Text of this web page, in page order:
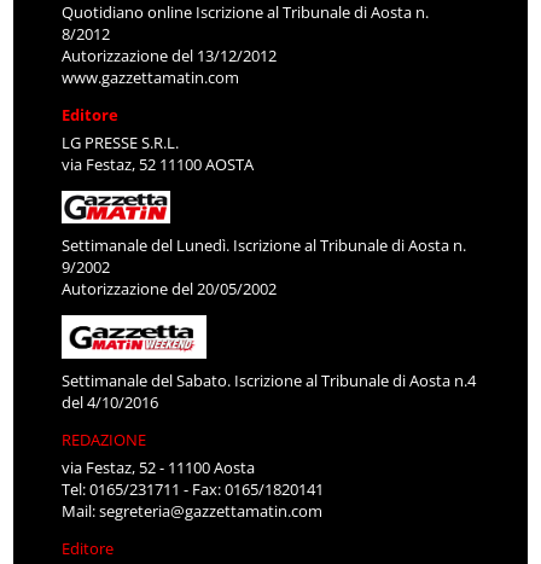
Quotidiano online Iscrizione al Tribunale di Aosta n.
8/2012
Autorizzazione del 13/12/2012
www.gazzettamatin.com
Editore
LG PRESSE S.R.L.
via Festaz, 52 11100 AOSTA
Settimanale del Lunedì. Iscrizione al Tribunale di Aosta n.
9/2002
Autorizzazione del 20/05/2002
Settimanale del Sabato. Iscrizione al Tribunale di Aosta n.4
del 4/10/2016
REDAZIONE
via Festaz, 52 - 11100 Aosta
Tel: 0165/231711 - Fax: 0165/1820141
Mail:segreteria@gazzettamatin.com
Editore